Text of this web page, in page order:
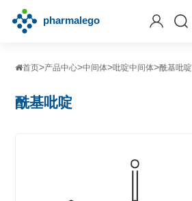
首页>产品中心>中间体>吡啶中间体>酰基吡啶
酰基吡啶